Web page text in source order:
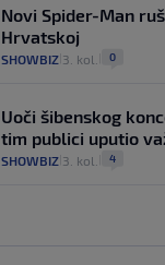
Novi Spider-Man
Hrvatskoj
SHOWBIZ 3. kol. 0
Uoči šibenskog
tim publici uputio
SHOWBIZ 3. kol. 4